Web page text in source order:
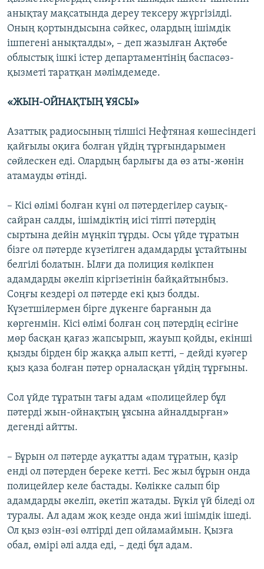
анықтау мақсатында дереу тексеру жүргізілді.
Оның қортындысына сәйкес, олардың ішімдік
ішпегені анықталды», – деп жазылған Ақтөбе
облыстық ішкі істер департаментінің баспасөз-
қызметі таратқан мәлімдемеде.
«ЖЫН-ОЙНАҚТЫҢ ҰЯСЫ»
Азаттық радиосының тілшісі Нефтяная көшесіндегі
қайғылы оқиға болған үйдің тұрғындарымен
сөйлескен еді. Олардың барлығы да өз аты-жөнін
атамауды өтінді.
– Кісі өлімі болған күні ол пәтердегілер сауық-
сайран салды, ішімдіктің иісі тіпті пәтердің
сыртына дейін мүңкіп тұрды. Осы үйде тұратын
бізге ол пәтерде күзетілген адамдарды ұстайтыны
белгілі болатын. Ылғи да полиция көлікпен
адамдарды әкеліп кіргізетінін байқайтынбыз.
Соңғы кездері ол пәтерде екі қыз болды.
Күзетшілермен бірге дүкенге барғанын да
көргенмін. Кісі өлімі болған соң пәтердің есігіне
мөр басқан қағаз жапсырып, жауып қойды, екінші
қызды бірден бір жаққа алып кетті, – дейді куәгер
қыз қаза болған пәтер орналасқан үйдің тұрғыны.
Сол үйде тұратын тағы адам «полицейлер бұл
пәтерді жын-ойнақтың ұясына айналдырған»
дегенді айтты.
– Бұрын ол пәтерде ауқатты адам тұратын, қазір
енді ол пәтерден береке кетті. Бес жыл бұрын онда
полицейлер келе бастады. Көлікке салып бір
адамдарды әкеліп, әкетіп жатады. Бүкіл үй біледі ол
туралы. Ал адам жоқ кезде онда жиі ішімдік ішеді.
Ол қыз өзін-өзі өлтірді деп ойламаймын. Қызға
обал, өмірі әлі алда еді, – деді бұл адам.